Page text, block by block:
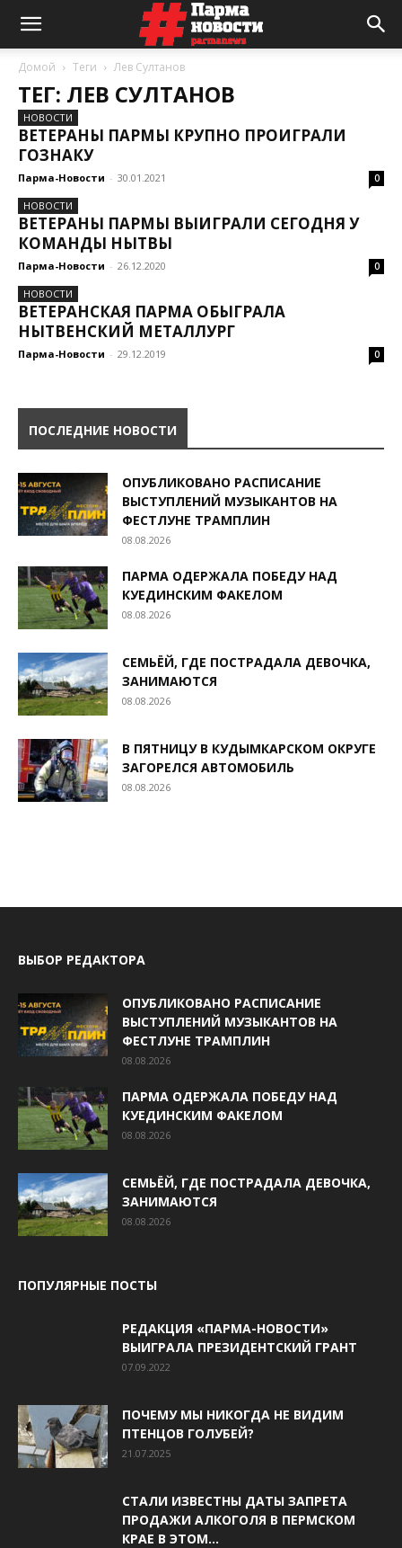
Домой Теги Лев Султанов
ТЕГ: ЛЕВ СУЛТАНОВ
НОВОСТИ
ВЕТЕРАНЫ ПАРМЫ КРУПНО ПРОИГРАЛИ
ГОЗНАКУ
Парма-Новости - 30.01.2021 0
НОВОСТИ
ВЕТЕРАНЫ ПАРМЫ ВЫИГРАЛИ СЕГОДНЯ У
КОМАНДЫ НЫТВЫ
Парма-Новости - 26.12.2020 0
НОВОСТИ
ВЕТЕРАНСКАЯ ПАРМА ОБЫГРАЛА
НЫТВЕНСКИЙ МЕТАЛЛУРГ
Парма-Новости - 29.12.2019 0
ПОСЛЕДНИЕ НОВОСТИ
ОПУБЛИКОВАНО РАСПИСАНИЕ
ВЫСТУПЛЕНИЙ МУЗЫКАНТОВ НА
ФЕСТЛУНЕ ТРАМПЛИН
08.08.2026
ПАРМА ОДЕРЖАЛА ПОБЕДУ НАД
КУЕДИНСКИМ ФАКЕЛОМ
08.08.2026
СЕМЬЁЙ, ГДЕ ПОСТРАДАЛА ДЕВОЧКА,
ЗАНИМАЮТСЯ
08.08.2026
В ПЯТНИЦУ В КУДЫМКАРСКОМ ОКРУГЕ
ЗАГОРЕЛСЯ АВТОМОБИЛЬ
08.08.2026
ВЫБОР РЕДАКТОРА
ОПУБЛИКОВАНО РАСПИСАНИЕ
ВЫСТУПЛЕНИЙ МУЗЫКАНТОВ НА
ФЕСТЛУНЕ ТРАМПЛИН
08.08.2026
ПАРМА ОДЕРЖАЛА ПОБЕДУ НАД
КУЕДИНСКИМ ФАКЕЛОМ
08.08.2026
СЕМЬЁЙ, ГДЕ ПОСТРАДАЛА ДЕВОЧКА,
ЗАНИМАЮТСЯ
08.08.2026
ПОПУЛЯРНЫЕ ПОСТЫ
РЕДАКЦИЯ «ПАРМА-НОВОСТИ»
ВЫИГРАЛА ПРЕЗИДЕНТСКИЙ ГРАНТ
07.09.2022
ПОЧЕМУ МЫ НИКОГДА НЕ ВИДИМ
ПТЕНЦОВ ГОЛУБЕЙ?
21.07.2025
СТАЛИ ИЗВЕСТНЫ ДАТЫ ЗАПРЕТА
ПРОДАЖИ АЛКОГОЛЯ В ПЕРМСКОМ
КРАЕ В ЭТОМ...